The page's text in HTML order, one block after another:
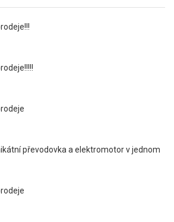
převodovka a elektromotor v jednom